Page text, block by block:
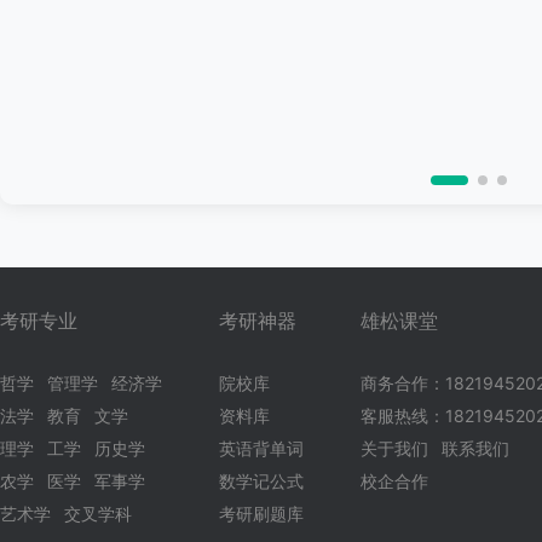
考研专业
哲学 管理学
经济学
法学
教育
文学
理学
工学
历史学
农学
医学
军事学
艺术学
交叉学科
考研神器
院校库
资料库
英语背单词
数学记公式
考研刷题库
雄松课堂
商务合作：
客服热线：
关于我们
联系我们
校企合作